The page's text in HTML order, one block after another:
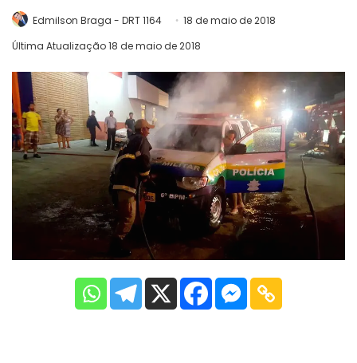
Edmilson Braga - DRT 1164
18 de maio de 2018
Última Atualização 18 de maio de 2018